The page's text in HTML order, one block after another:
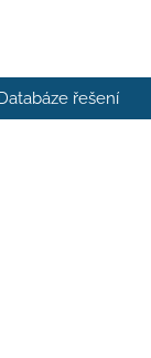
řešení